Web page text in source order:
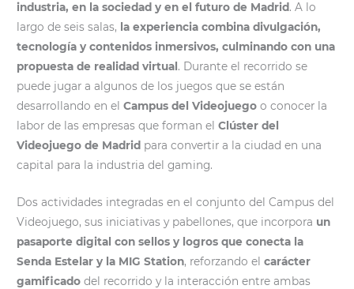
industria, en la sociedad y en el futuro de Madrid. A lo
largo de seis salas, la experiencia combina divulgación,
tecnología y contenidos inmersivos, culminando con una
propuesta de realidad virtual . Durante el recorrido se
puede jugar a algunos de los juegos que se están
desarrollando en elCampus del Videojuego o conocer la
labor de las empresas que forman elClúster del
Videojuego de Madrid para convertir a la ciudad en una
capital para la industria del gaming.
Dos actividades integradas en el conjunto del Campus del
Videojuego, sus iniciativas y pabellones, que incorpora un
pasaporte digital con sellos y logros que conecta la
Senda Estelar y la MIG Station, reforzando elcarácter
gamificado del recorrido y la interacción entre ambas